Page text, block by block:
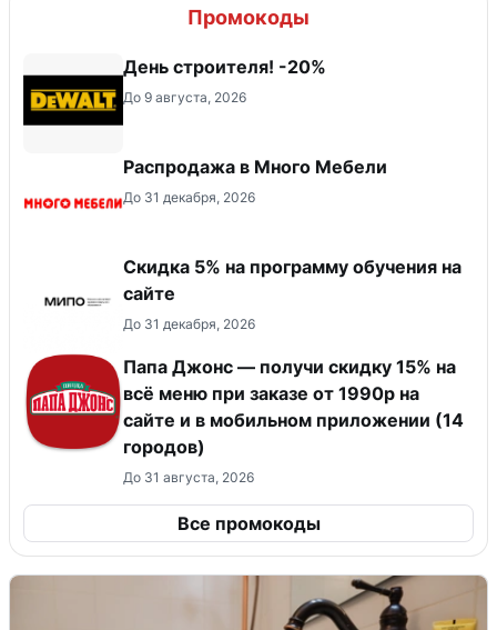
Промокоды
День строителя! -20%
До 9 августа, 2026
Распродажа в Много Мебели
До 31 декабря, 2026
Скидка 5% на программу обучения на
сайте
До 31 декабря, 2026
Папа Джонс — получи скидку 15% на
всё меню при заказе от 1990р на
сайте и в мобильном приложении (14
городов)
До 31 августа, 2026
Все промокоды